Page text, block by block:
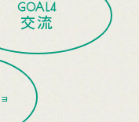
GOAL4
交流